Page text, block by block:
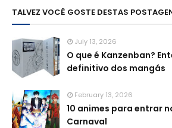
TALVEZ VOCÊ GOSTE DESTAS
July 13, 2026
O que é Kanzenban?
definitivo dos mangás
February 13, 2026
10 animes para entrar
Carnaval